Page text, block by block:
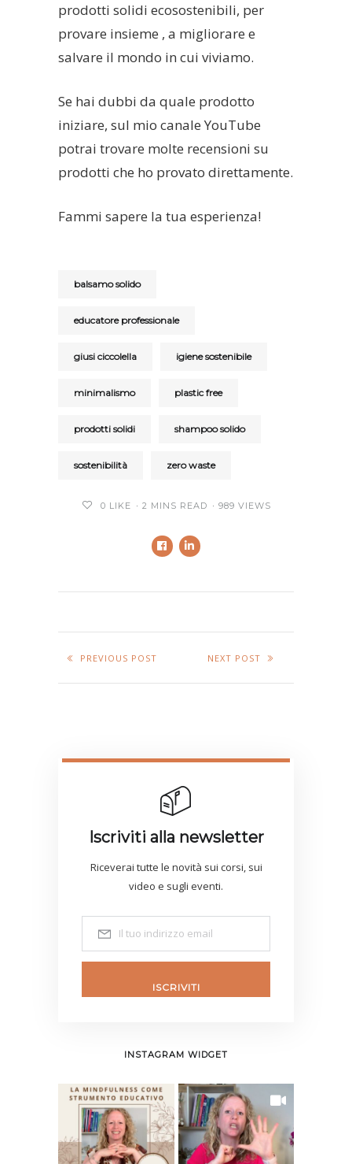
prodotti solidi ecosostenibili, per
provare insieme , a migliorare e
salvare il mondo in cui viviamo.
Se hai dubbi da quale prodotto
iniziare, sul mio canale YouTube
potrai trovare molte recensioni su
prodotti che ho provato direttamente.
Fammi sapere la tua esperienza!
balsamo solido
educatore professionale
giusi ciccolella igiene sostenibile
minimalismo plastic free
prodotti solidi shampoo solido
sostenibilità zero waste
0 LIKE 2 MINS READ 989 VIEWS
PREVIOUS POST NEXT POST
Iscriviti alla newsletter
Riceverai tutte le novità sui corsi, sui
video e sugli eventi.
ISCRIVITI
INSTAGRAM WIDGET